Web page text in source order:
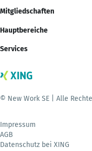
Mitgliedschaften
Hauptbereiche
Services
© New Work SE | Alle
Impressum
AGB
Datenschutz bei XING